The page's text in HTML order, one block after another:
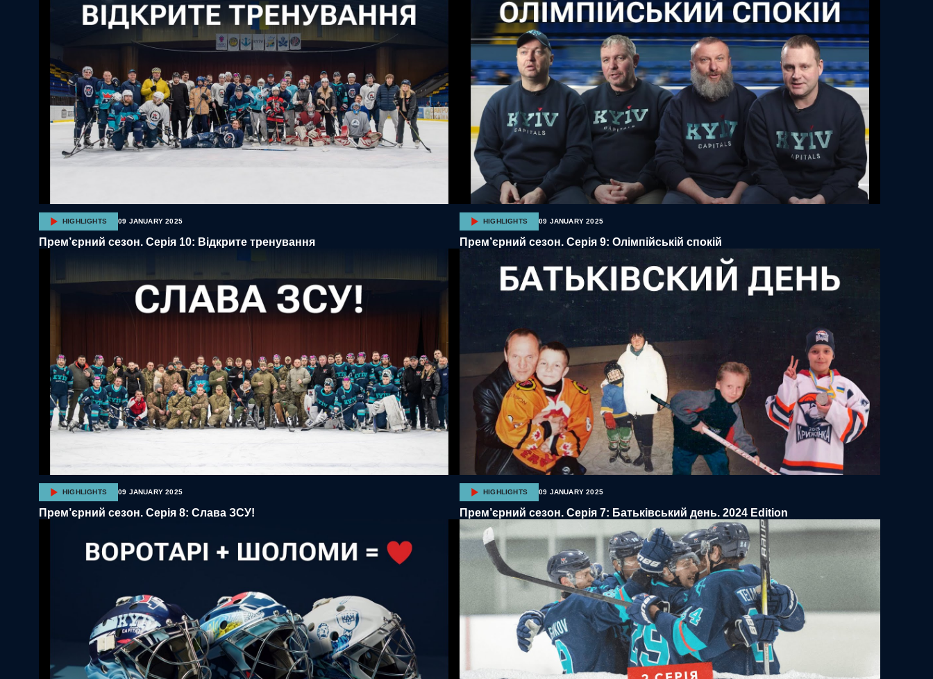
HIGHLIGHTS 09 JANUARY 2025
Прем’єрний сезон. Серія 10: Відкрите тренування
HIGHLIGHTS 09 JANUARY 2025
Прем’єрний сезон. Серія 9: Олімпійській спокій
HIGHLIGHTS 09 JANUARY 2025
Прем’єрний сезон. Серія 8: Слава ЗСУ!
HIGHLIGHTS 09 JANUARY 2025
Прем’єрний сезон. Серія 7: Батьківський день. 2024 Edition